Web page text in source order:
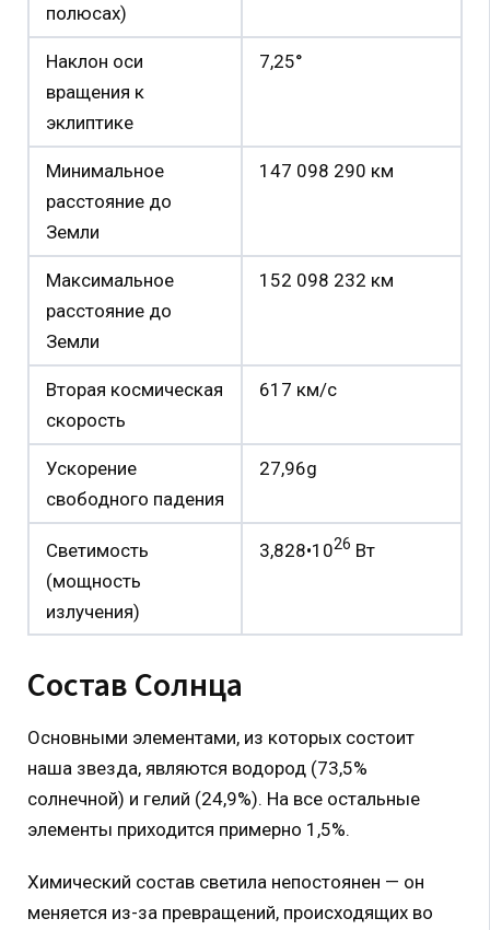
полюсах)
Наклон оси
вращения к
эклиптике
7,25°
Минимальное
расстояние до
Земли
147 098 290 км
Максимальное
расстояние до
Земли
152 098 232 км
Вторая космическая
скорость
617 км/с
Ускорение
свободного падения
27,96g
Светимость
(мощность
излучения)
3,828•1026 Вт
Состав Солнца
Основными элементами, из которых состоит
наша звезда, являются водород (73,5%
солнечной) и гелий (24,9%). На все остальные
элементы приходится примерно 1,5%.
Химический состав светила непостоянен — он
меняется из-за превращений, происходящих во